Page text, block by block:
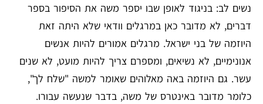
נשים לב: בניגוד לאופן שבו יספר משה את הסיפור בספר
דברים, לא מדובר כאן במרגלים וודאי שלא היתה זאת
היוזמה של בני ישראל. מרגלים אמורים להיות אנשים
אנונימיים, לא נשיאים, ומספרם צריך להיות מועט, לא שנים
עשר. גם היוזמה באה מאלוהים שאומר למשה "שלח לך",
כלומר מדובר באינטרס של משה, בדבר שנעשה עבורו.